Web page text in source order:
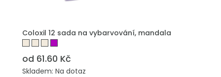
Coloxil 12 sada na vybarvování, mandala
od 61.60 Kč
Skladem: Na dotaz